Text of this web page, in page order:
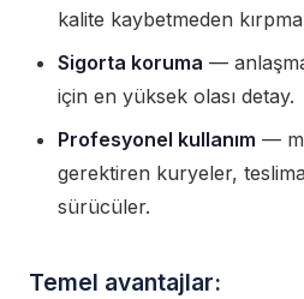
kalite kaybetmeden
Sigorta koruma —
için en yüksek olası detay.
Profesyonel kullanım —
gerektiren kuryeler,
sürücüler.
Temel avantajlar: